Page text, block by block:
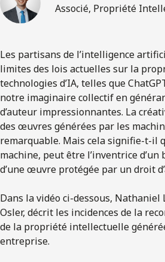
Associé, Propriété
Les partisans de l’intelligence
limites des lois actuelles sur la
technologies d’IA, telles que
notre imaginaire collectif en
d’auteur impressionnantes. La
des œuvres générées par les
remarquable. Mais cela signifie-t-il
machine, peut être l’inventrice d’un
d’une œuvre protégée par un droit
Dans la vidéo ci-dessous, Nathaniel
Osler, décrit les incidences de la
de la propriété intellectuelle
entreprise.